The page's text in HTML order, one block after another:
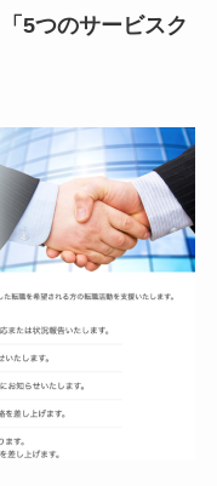
「5つのサービスク